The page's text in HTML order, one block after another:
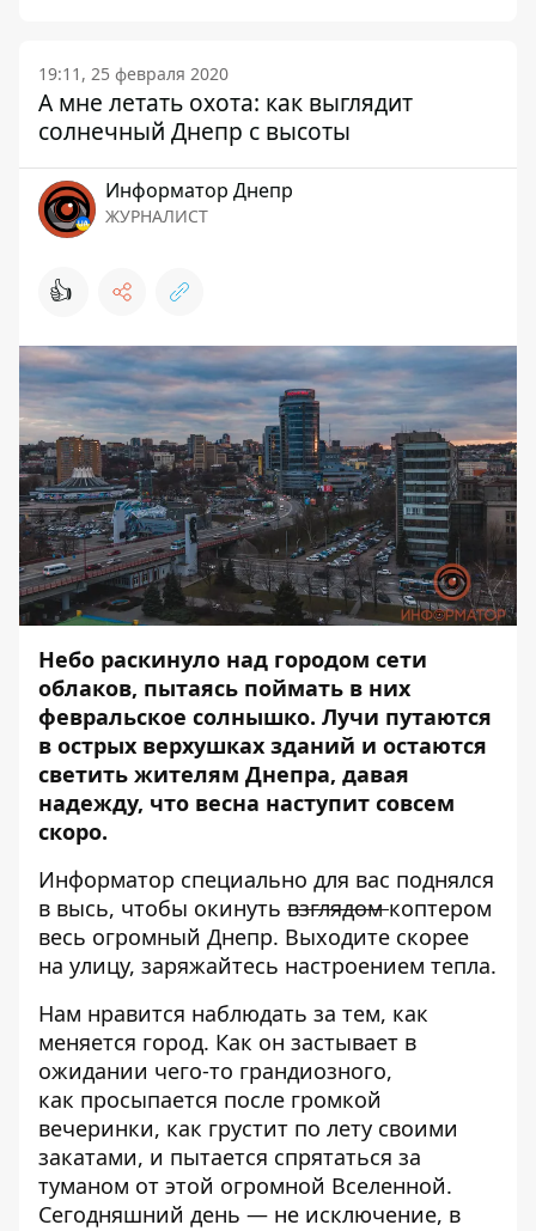
19:11, 25 февраля 2020
А мне летать охота: как выглядит
солнечный Днепр с высоты
Информатор Днепр
ЖУРНАЛИСТ
👍
Небо раскинуло над городом сети
облаков, пытаясь поймать в них
февральское солнышко. Лучи путаются
в острых верхушках зданий и остаются
светить жителям Днепра, давая
надежду, что весна наступит совсем
скоро.
Информатор специально для вас поднялся
в высь, чтобы окинуть взглядомкоптером
весь огромный Днепр. Выходите скорее
на улицу, заряжайтесь настроением тепла.
Нам нравится наблюдать за тем, как
меняется город. Как он застывает в
ожидании чего-то грандиозного,
как просыпается после громкой
вечеринки, как грустит по лету своими
закатами, и пытается спрятаться за
туманом от этой огромной Вселенной.
Сегодняшний день — не исключение, в